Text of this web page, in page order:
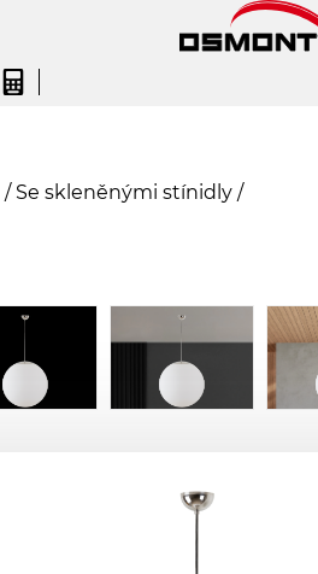
/ Se skleněnými stínidly /